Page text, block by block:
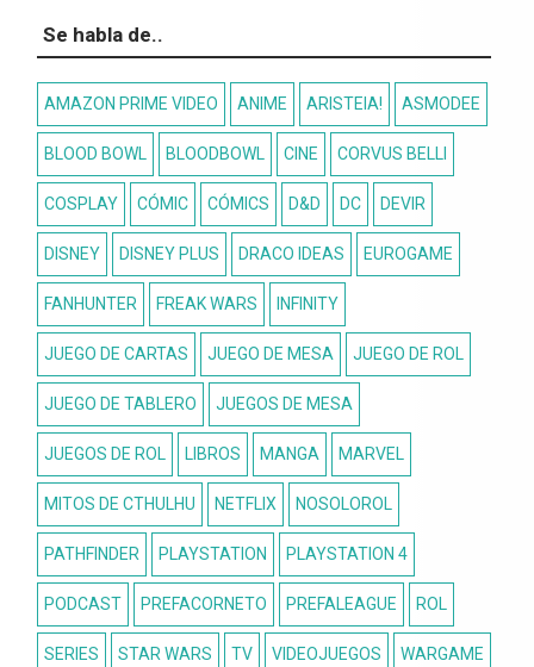
Se habla de..
AMAZON PRIME VIDEO ANIME ARISTEIA! ASMODEE
BLOOD BOWL BLOODBOWL CINE CORVUS BELLI
COSPLAY CÓMIC CÓMICS D&D DC DEVIR
DISNEY DISNEY PLUS DRACO IDEAS EUROGAME
FANHUNTER FREAK WARS INFINITY
JUEGO DE CARTAS JUEGO DE MESA JUEGO DE ROL
JUEGO DE TABLERO JUEGOS DE MESA
JUEGOS DE ROL LIBROS MANGA MARVEL
MITOS DE CTHULHU NETFLIX NOSOLOROL
PATHFINDER PLAYSTATION PLAYSTATION 4
PODCAST PREFACORNETO PREFALEAGUE ROL
SERIES STAR WARS TV VIDEOJUEGOS WARGAME